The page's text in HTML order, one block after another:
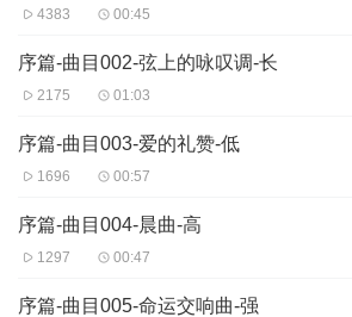
4383 00:45
序篇-曲目002-弦上的咏叹调-长
2175 01:03
序篇-曲目003-爱的礼赞-低
1696 00:57
序篇-曲目004-晨曲-高
1297 00:47
序篇-曲目005-命运交响曲-强